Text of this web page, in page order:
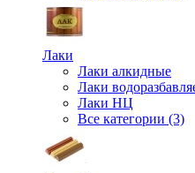
Лаки
Лаки алкидные
Лаки
Лаки НЦ
Все категории (3)